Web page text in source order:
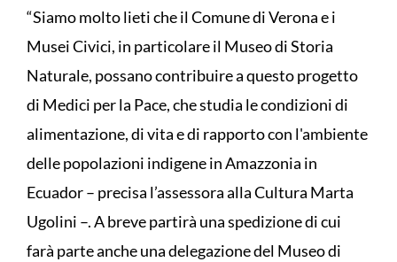
“Siamo molto lieti che il Comune di Verona e i
Musei Civici, in particolare il Museo di Storia
Naturale, possano contribuire a questo progetto
di Medici per la Pace, che studia le condizioni di
alimentazione, di vita e di rapporto con l'ambiente
delle popolazioni indigene in Amazzonia in
Ecuador – precisa l’assessora alla Cultura Marta
Ugolini –. A breve partirà una spedizione di cui
farà parte anche una delegazione del Museo di